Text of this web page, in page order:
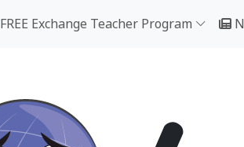
FREE Exchange Teacher Program